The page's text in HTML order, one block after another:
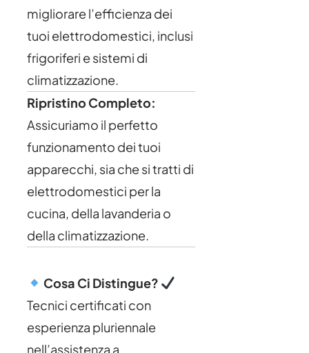
migliorare l’efficienza dei
tuoi elettrodomestici, inclusi
frigoriferi e sistemi di
climatizzazione.
Ripristino Completo:
Assicuriamo il perfetto
funzionamento dei tuoi
apparecchi, sia che si tratti di
elettrodomestici per la
cucina, della lavanderia o
della climatizzazione.
Cosa Ci Distingue?
Tecnici certificati con
esperienza pluriennale
nell’assistenza a